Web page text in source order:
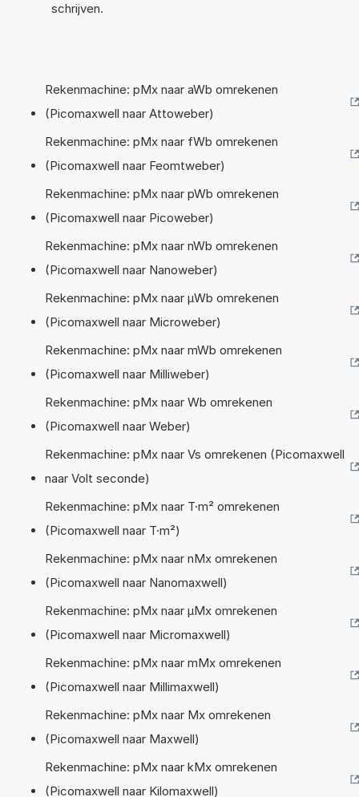
schrijven.
Rekenmachine: pMx naar aWb omrekenen
(Picomaxwell naar Attoweber)
Rekenmachine: pMx naar fWb omrekenen
(Picomaxwell naar Feomtweber)
Rekenmachine: pMx naar pWb omrekenen
(Picomaxwell naar Picoweber)
Rekenmachine: pMx naar nWb omrekenen
(Picomaxwell naar Nanoweber)
Rekenmachine: pMx naar µWb omrekenen
(Picomaxwell naar Microweber)
Rekenmachine: pMx naar mWb omrekenen
(Picomaxwell naar Milliweber)
Rekenmachine: pMx naar Wb omrekenen
(Picomaxwell naar Weber)
Rekenmachine: pMx naar Vs omrekenen (Picomaxwell
naar Volt seconde)
Rekenmachine: pMx naar T·m² omrekenen
(Picomaxwell naar T·m²)
Rekenmachine: pMx naar nMx omrekenen
(Picomaxwell naar Nanomaxwell)
Rekenmachine: pMx naar µMx omrekenen
(Picomaxwell naar Micromaxwell)
Rekenmachine: pMx naar mMx omrekenen
(Picomaxwell naar Millimaxwell)
Rekenmachine: pMx naar Mx omrekenen
(Picomaxwell naar Maxwell)
Rekenmachine: pMx naar kMx omrekenen
(Picomaxwell naar Kilomaxwell)